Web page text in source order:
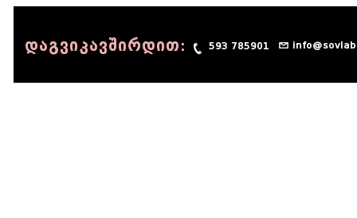
დაგვიკავშირდით: 593 785901